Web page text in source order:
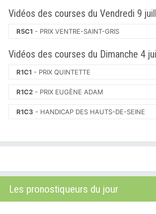
Vidéos des courses du Vendredi 9
R5C1 - PRIX VENTRE-SAINT-GRIS
Vidéos des courses du Dimanche 4
R1C1 - PRIX QUINTETTE
R1C2 - PRIX EUGÈNE ADAM
R1C3 - HANDICAP DES HAUTS-DE-SEINE
Les pronostiqueurs du jour